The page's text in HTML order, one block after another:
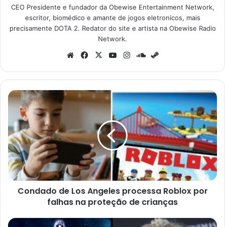
CEO Presidente e fundador da Obewise Entertainment Network,
escritor, biomédico e amante de jogos eletronicos, mais
precisamente DOTA 2. Redator do site e artista na Obewise Radio
Network.
WebsiteFacebook
X YouTubeInstagramSoundCloud
Condado
de
Angeles
processa
Roblox
por
falhas
na
proteção
Condado de Los Angeles processa Roblox por
falhas na proteção de crianças
Surfista